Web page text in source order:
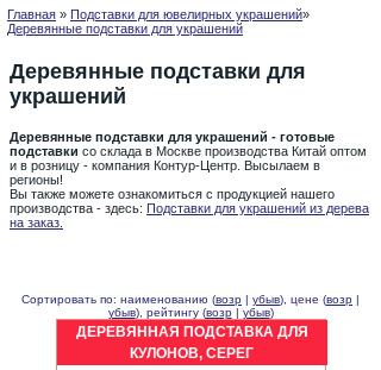
Главная » Подставки для ювелирных украшений»
Деревянные подставки для украшений
Деревянные подставки для
украшений
Деревянные подставки для украшений - готовые
подставки со склада в Москве производства Китай оптом
и в розницу - компания Контур-Центр. Высылаем в
регионы!
Вы также можете ознакомиться с продукцией нашего
производства - здесь: Подставки для украшений из дерева
на заказ.
Сортировать по: наименованию (возр | убыв), цене (возр |
убыв), рейтингу (возр| убыв)
ДЕРЕВЯННАЯ ПОДСТАВКА ДЛЯ
КУЛОНОВ, СЕРЕГ